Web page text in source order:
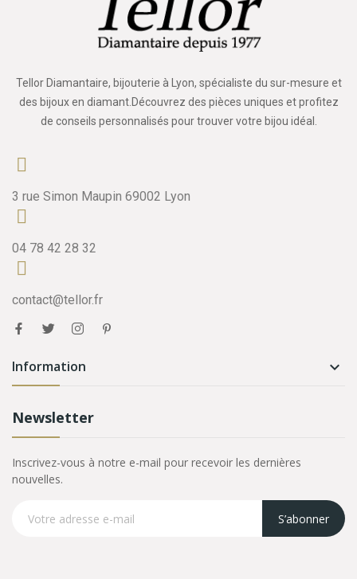
Tellor Diamantaire, bijouterie à Lyon, spécialiste du sur-mesure et
des bijoux en diamant.Découvrez des pièces uniques et profitez
de conseils personnalisés pour trouver votre bijou idéal.
3 rue Simon Maupin 69002 Lyon
04 78 42 28 32
contact@tellor.fr
Information 
Newsletter
Inscrivez-vous à notre e-mail pour recevoir les dernières
nouvelles.
S’abonner